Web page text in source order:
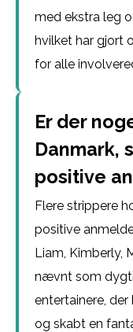
med ekstra leg
hvilket har gjort
for alle
Er der
Danmark,
positive
Flere strippere
positive
Liam, Kimberly,
nævnt som
entertainere,
og skabt en